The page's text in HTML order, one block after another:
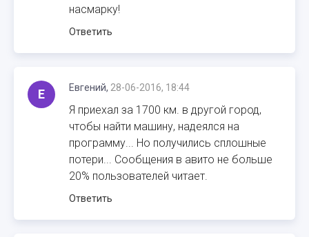
насмарку!
Ответить
Е Евгений, 28-06-2016, 18:44
Я приехал за 1700 км. в другой город,
чтобы найти машину, надеялся на
программу... Но получились сплошные
потери... Сообщения в авито не больше
20% пользователей читает.
Ответить